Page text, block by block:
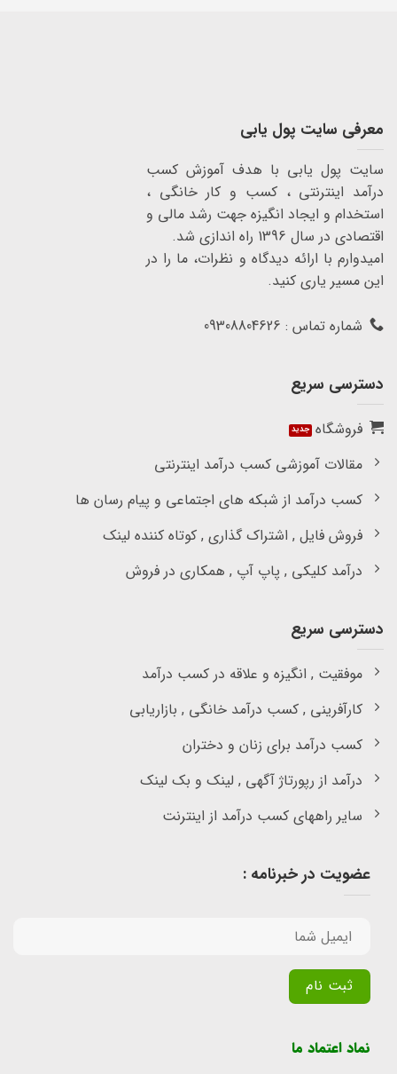
معرفی سایت پول یابی
سایت پول یابی با هدف آموزش کسب
درآمد اینترنتی ، کسب و کار خانگی ،
استخدام و ایجاد انگیزه جهت رشد مالی و
اقتصادی در سال 1396 راه اندازی شد.
امیدوارم با ارائه دیدگاه و نظرات، ما را در
این مسیر یاری کنید.
شماره تماس : 09308804626
دسترسی سریع
فروشگاه
مقالات آموزشی کسب درآمد اینترنتی
کسب درآمد از شبکه های اجتماعی و پیام رسان ها
فروش فایل , اشتراک گذاری , کوتاه کننده لینک
درآمد کلیکی , پاپ آپ , همکاری در فروش
دسترسی سریع
موفقیت , انگیزه و علاقه در کسب درآمد
کارآفرینی , کسب درآمد خانگی , بازاریابی
کسب درآمد برای زنان و دختران
درآمد از رپورتاژ آگهی , لینک و بک لینک
سایر راههای کسب درآمد از اینترنت
عضویت در خبرنامه :
نماد اعتماد ما